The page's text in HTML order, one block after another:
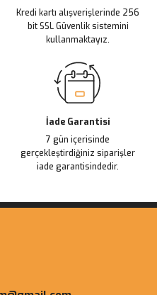
Kredi kartı alışverişlerinde 256
bit SSL Güvenlik sistemini
kullanmaktayız.
İade Garantisi
7 gün içerisinde
gerçekleştirdiğiniz siparişler
iade garantisindedir.